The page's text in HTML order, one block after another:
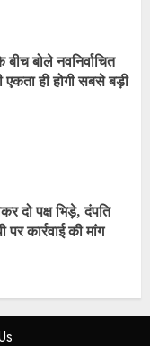
बोले नवनिर्वाचित
एकता ही होगी सबसे बड़ी
दो पक्ष भिड़े, दंपति
कार्रवाई की मांग